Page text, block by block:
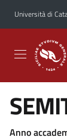
Vai al
Vai al menu di
Università di
Anno